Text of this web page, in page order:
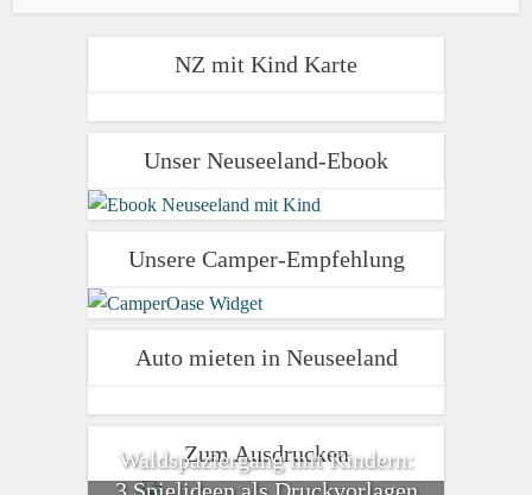
NZ mit Kind Karte
Unser Neuseeland-Ebook
Unsere Camper-Empfehlung
Auto mieten in Neuseeland
Zum Ausdrucken
Waldspaziergang mit Kindern: